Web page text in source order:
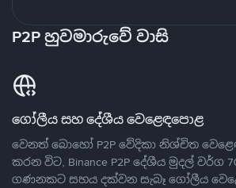
P2P හුවමාරුවේ වාසි
ගෝලීය සහ දේශීය වෙළෙඳපොළ
වෙනත් බොහෝ P2P වේදිකා නිශ්චිත
කරන විට, Binance P2P දේශීය මුදල් වර්ග
ගණනකට සහය දක්වන සැබෑ ගෝලීය